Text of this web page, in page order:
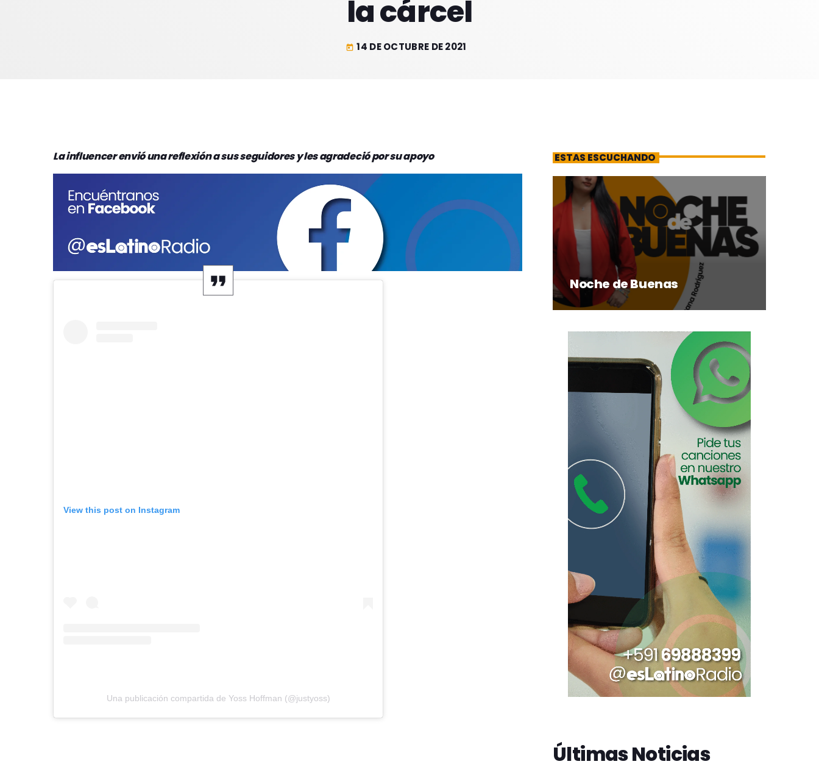
la cárcel
today 14 DE OCTUBRE DE 2021
La influencer envió una reflexión a sus seguidores y les agradeció por su apoyo
View this post on Instagram
Una publicación compartida de Yoss Hoffman (@justyoss)
ESTAS ESCUCHANDO
Noche de Buenas
Últimas Noticias